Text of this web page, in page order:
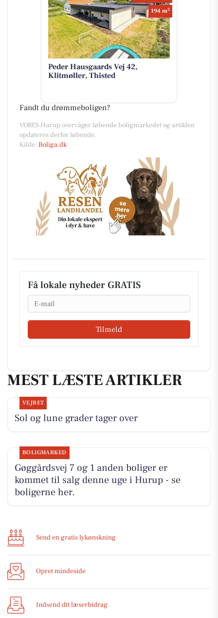
194 m2
Peder Hausgaards Vej 42,
Klitmøller, Thisted
Fandt du drømmeboligen?
VORES Hurup overvåger løbende boligmarkedet og artiklen
opdateres derfor løbende.
Kilde: Boliga.dk
Få lokale nyheder GRATIS
Email
Tilmeld
MEST LÆSTE ARTIKLER
VEJRET
Sol og lune grader tager over
BOLIGMARKED
Gøggårdsvej 7 og 1 anden boliger er
kommet til salg denne uge i Hurup - se
boligerne her.
Send en gratis lykønskning
Opret mindeside
Indsend dit læserbidrag